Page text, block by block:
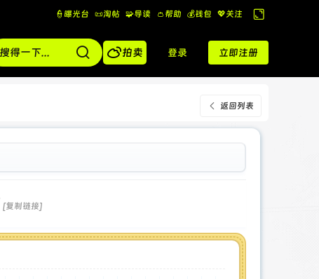
👮曝光台 📜淘帖 🧩导读 👛帮助 💰️钱包 💖关注
换
到
宽
版
拍卖 登录 立即注册
返回列表
[复制链接]